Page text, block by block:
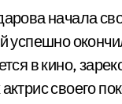
начала
успешно
в кино,
своего